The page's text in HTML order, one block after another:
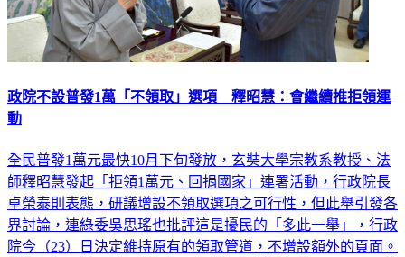
政院不設普發1萬「不領取」選項 釋昭慧：會繼續推拒領運
動
全民普發1萬元最快10月下旬發放，玄奘大學宗教系教授、法
師釋昭慧發起「拒領1萬元、回捐國家」連署活動，行政院長
卓榮泰則表態，研議增設不領取選項之可行性，但此舉引發各
界討論，連綠委吳思瑤也批評這是擾民的「多此一舉」，行政
院今（23）日決定維持原有的領取管道，不增設額外的頁面。